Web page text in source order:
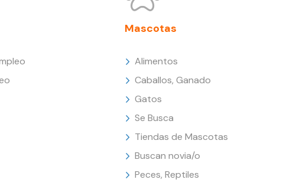
Mascotas
Alimentos
Caballos, Ganado
Gatos
Se Busca
Tiendas de Mascotas
Buscan novia/o
Peces, Reptiles